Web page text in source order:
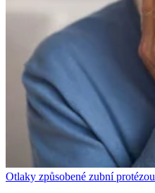
Otlaky způsobené zubní protézou